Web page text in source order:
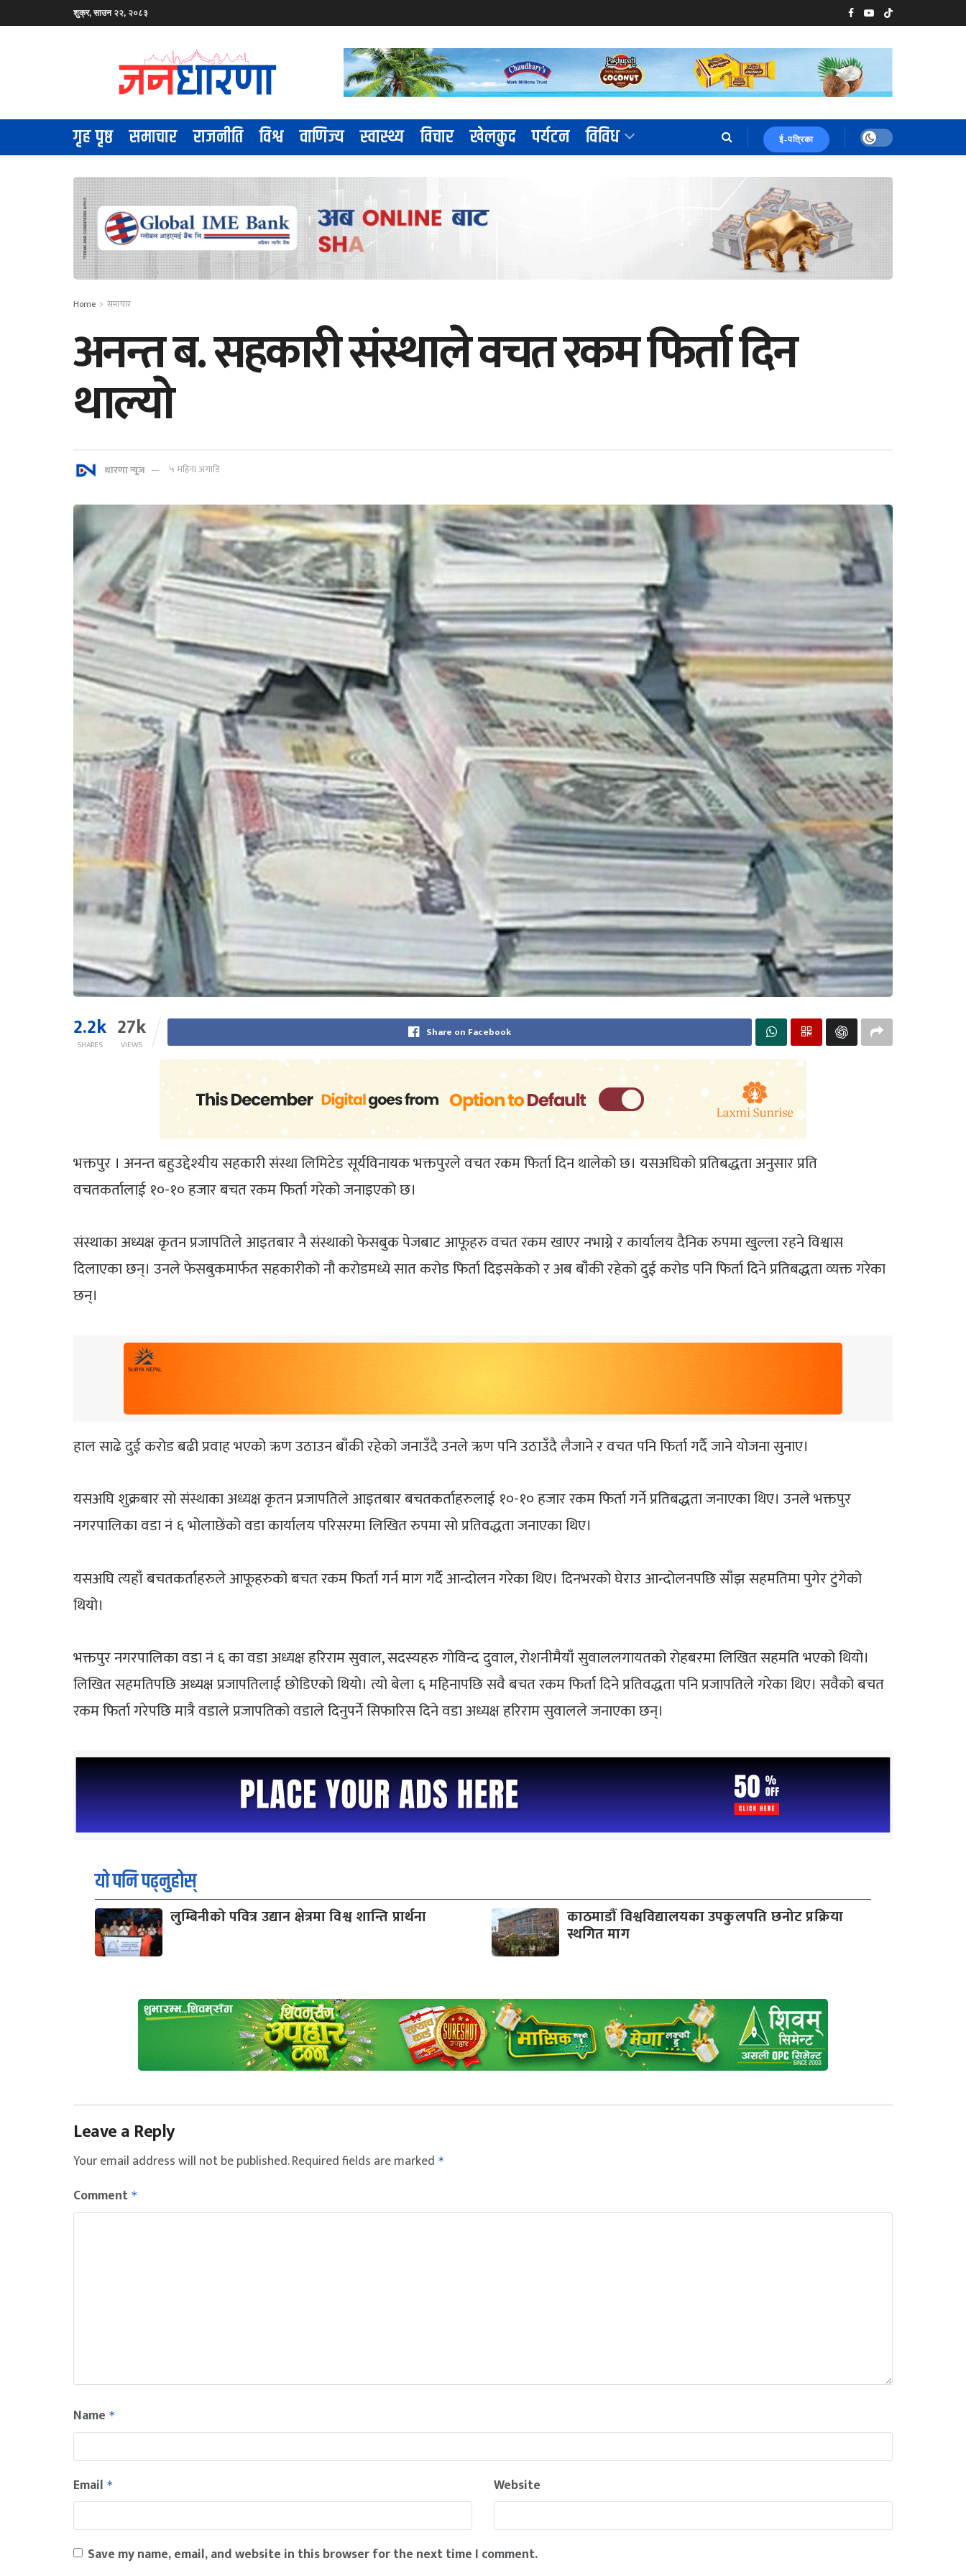
शुक्र, साउन २२, २०८३
गृह पृष्ठ समाचार राजनीति विश्व वाणिज्य स्वास्थ्य विचार खेलकुद पर्यटन विविध ई-पत्रिका
Home समाचार
अनन्त ब. सहकारी संस्थाले वचत रकम फिर्ता दिन
थाल्याे
धारणा न्यूज ५ महिना अगाडि
2.2k
SHARES
27k
VIEWS
Share on Facebook
भक्तपुर । अनन्त बहुउद्देश्यीय सहकारी संस्था लिमिटेड सूर्यविनायक भक्तपुरले वचत रकम फिर्ता दिन थालेको छ। यसअघिको प्रतिबद्धता अनुसार प्रति
वचतकर्तालाई १०-१० हजार बचत रकम फिर्ता गरेको जनाइएको छ।
संस्थाका अध्यक्ष कृतन प्रजापतिले आइतबार नै संस्थाको फेसबुक पेजबाट आफूहरु वचत रकम खाएर नभाग्ने र कार्यालय दैनिक रुपमा खुल्ला रहने विश्वास
दिलाएका छन्। उनले फेसबुकमार्फत सहकारीको नौ करोडमध्ये सात करोड फिर्ता दिइसकेको र अब बाँंकी रहेको दुई करोड पनि फिर्ता दिने प्रतिबद्धता व्यक्त गरेका
छन्।
हाल साढे दुई करोड बढी प्रवाह भएको ऋण उठाउन बाँंकी रहेको जनाउँदै उनले ऋण पनि उठाउँंदै लैजाने र वचत पनि फिर्ता गर्दै जाने योजना सुनाए।
यसअघि शुक्रबार सो संस्थाका अध्यक्ष कृतन प्रजापतिले आइतबार बचतकर्ताहरुलाई १०-१० हजार रकम फिर्ता गर्ने प्रतिबद्धता जनाएका थिए। उनले भक्तपुर
नगरपालिका वडा नं ६ भोलाछेंको वडा कार्यालय परिसरमा लिखित रुपमा सो प्रतिवद्धता जनाएका थिए।
यसअघि त्यहाँं बचतकर्ताहरुले आफूहरुको बचत रकम फिर्ता गर्न माग गर्दै आन्दोलन गरेका थिए। दिनभरको घेराउ आन्दोलनपछि साँंझ सहमतिमा पुगेर टुंगेको
थियो।
भक्तपुर नगरपालिका वडा नं ६ का वडा अध्यक्ष हरिराम सुवाल, सदस्यहरु गोविन्द दुवाल, रोशनीमैयाँं सुवाललगायतको रोहबरमा लिखित सहमति भएको थियो।
लिखित सहमतिपछि अध्यक्ष प्रजापतिलाई छोडिएको थियो। त्यो बेला ६ महिनापछि सवै बचत रकम फिर्ता दिने प्रतिवद्धता पनि प्रजापतिले गरेका थिए। सवैको बचत
रकम फिर्ता गरेपछि मात्रै वडाले प्रजापतिको वडाले दिनुपर्ने सिफारिस दिने वडा अध्यक्ष हरिराम सुवालले जनाएका छन्।
यो पनि पढ्नुहोस्
लुम्बिनीको पवित्र उद्यान क्षेत्रमा विश्व शान्ति प्रार्थना काठमाडौं विश्वविद्यालयका उपकुलपति छनोट प्रक्रिया
स्थगित माग
Leave a Reply
Your email address will not be published.Required fields are marked *
Comment *
Name *
Email * Website
Save my name, email, and website in this browser for the next time I comment.